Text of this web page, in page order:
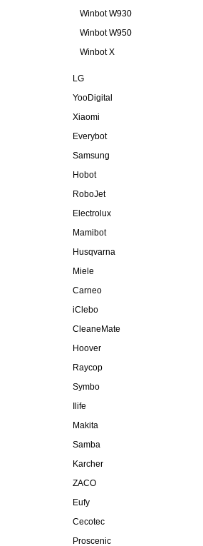
Winbot W930
Winbot W950
Winbot X
LG
YooDigital
Xiaomi
Everybot
Samsung
Hobot
RoboJet
Electrolux
Mamibot
Husqvarna
Miele
Carneo
iClebo
CleaneMate
Hoover
Raycop
Symbo
Ilife
Makita
Samba
Karcher
ZACO
Eufy
Cecotec
Proscenic